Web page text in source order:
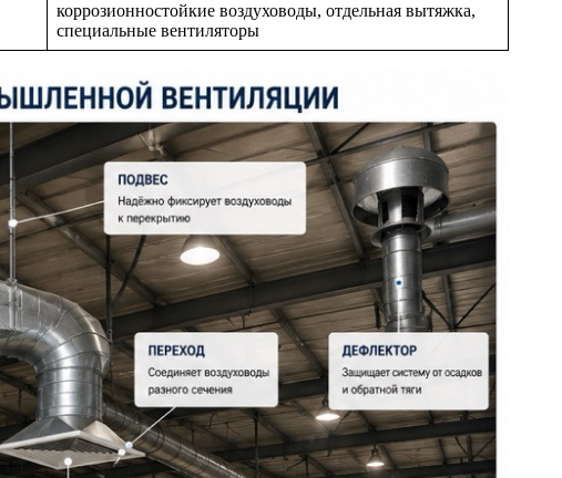
коррозионностойкие воздуховоды, отдельная вытяжка,
специальные вентиляторы